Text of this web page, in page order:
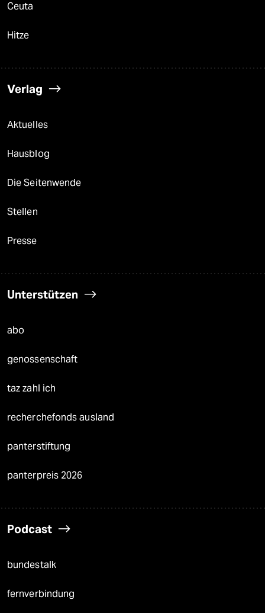
Ceuta
Hitze
Verlag
Aktuelles
Hausblog
Die Seitenwende
Stellen
Presse
Unterstützen
abo
genossenschaft
taz zahl ich
recherchefonds ausland
panterstiftung
panterpreis 2026
Podcast
bundestalk
fernverbindung